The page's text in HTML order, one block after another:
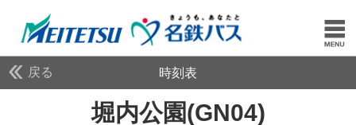
戻る 時刻表
堀内公園(GN04)